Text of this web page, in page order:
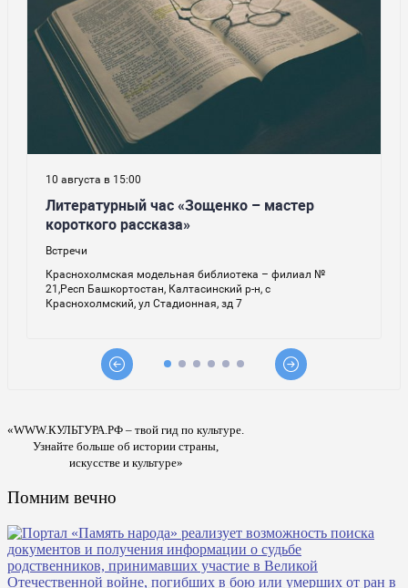
«WWW.КУЛЬТУРА.РФ – твой гид по культуре.
Узнайте больше об истории страны,
искусстве и культуре»
Помним вечно